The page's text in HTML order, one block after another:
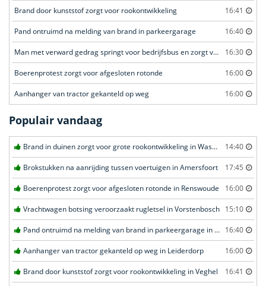
Brand door kunststof zorgt voor rookontwikkeling 16:41
Pand ontruimd na melding van brand in parkeergarage 16:40
Man met verward gedrag springt voor bedrijfsbus en zorgt voor opschudding 16:30
Boerenprotest zorgt voor afgesloten rotonde 16:00
Aanhanger van tractor gekanteld op weg 16:00
Populair vandaag
Brand in duinen zorgt voor grote rookontwikkeling in Wassenaar 14:40
Brokstukken na aanrijding tussen voertuigen in Amersfoort 17:45
Boerenprotest zorgt voor afgesloten rotonde in Renswoude 16:00
Vrachtwagen botsing veroorzaakt rugletsel in Vorstenbosch 15:10
Pand ontruimd na melding van brand in parkeergarage in Leeuwarden 16:40
Aanhanger van tractor gekanteld op weg in Leiderdorp 16:00
Brand door kunststof zorgt voor rookontwikkeling in Veghel 16:41